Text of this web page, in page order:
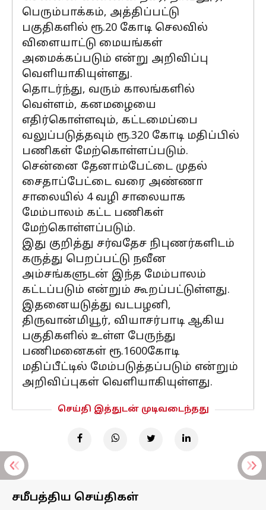
பெரும்பாக்கம், அத்திப்பட்டு
பகுதிகளில் ரூ.20 கோடி செலவில்
விளையாட்டு மையங்கள்
அமைக்கப்படும் என்று அறிவிப்பு
வெளியாகியுள்ளது.
தொடர்ந்து, வரும் காலங்களில்
வெள்ளம், கனமழையை
எதிர்கொள்ளவும், கட்டமைப்பை
வலுப்படுத்தவும் ரூ.320 கோடி மதிப்பில்
பணிகள் மேற்கொள்ளப்படும்.
சென்னை தேனாம்பேட்டை முதல்
சைதாப்பேட்டை வரை அண்ணா
சாலையில் 4 வழி சாலையாக
மேம்பாலம் கட்ட பணிகள்
மேற்கொள்ளப்படும்.
இது குறித்து சர்வதேச நிபுணர்களிடம்
கருத்து பெறப்பட்டு நவீன
அம்சங்களுடன் இந்த மேம்பாலம்
கட்டப்படும் என்றும் கூறப்பட்டுள்ளது.
இதனையடுத்து வடபழனி,
திருவான்மியூர், வியாசர்பாடி ஆகிய
பகுதிகளில் உள்ள பேருந்து
பணிமனைகள் ரூ.1600கோடி
மதிப்பீட்டில் மேம்படுத்தப்படும் என்றும்
அறிவிப்புகள் வெளியாகியுள்ளது.
செய்தி இத்துடன் முடிவடைந்தது
சமீபத்திய செய்திகள்